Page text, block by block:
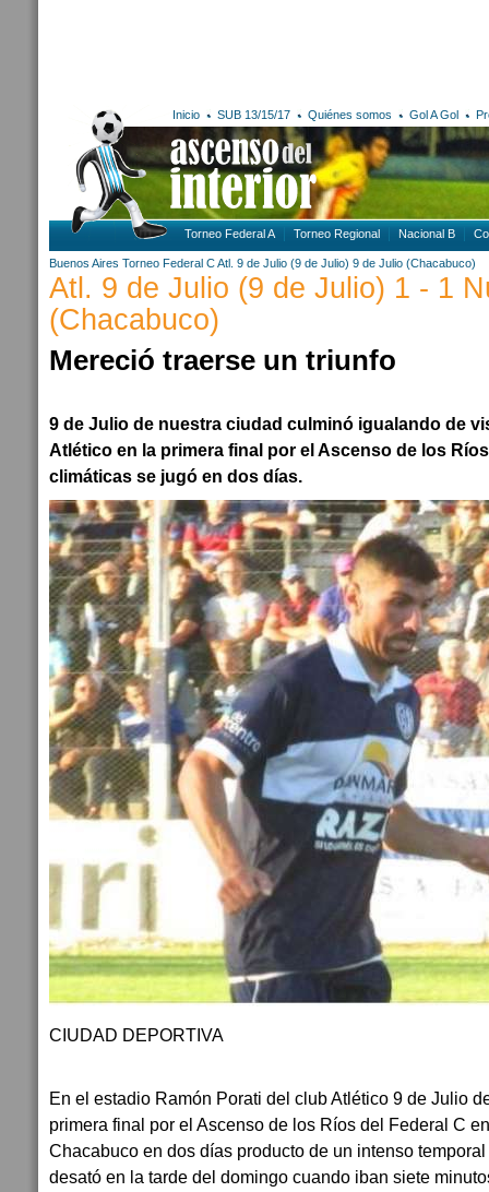
Inicio SUB 13/15/17 Quiénes somos Gol A Gol
Torneo Federal A Torneo Regional Nacional B
Buenos Aires Torneo Federal CAtl. 9 de Julio (9 de Julio) 9 de Julio (Chacabuco)
Atl. 9 de Julio (9 de Julio) 1 - 1
(Chacabuco)
Mereció traerse un triunfo
9 de Julio de nuestra ciudad culminó igualando de
Atlético en la primera final por el Ascenso de los
climáticas se jugó en dos días.
CIUDAD DEPORTIVA
En el estadio Ramón Porati del club Atlético 9 de Julio
primera final por el Ascenso de los Ríos del Federal C
Chacabuco en dos días producto de un intenso
desató en la tarde del domingo cuando iban siete